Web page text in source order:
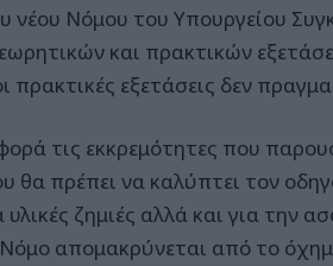
νέου Νόμου του Υπουργείου
και πρακτικών
πρακτικές εξετάσεις δεν
τις εκκρεμότητες που
θα πρέπει να καλύπτει τον
ζημιές αλλά και για την
απομακρύνεται από το